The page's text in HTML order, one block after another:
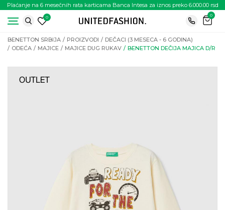
Plaćanje na 6 mesečnih rata karticama Banca Intesa za iznos preko 6.000.00 rsd
0
0
BENETTON SRBIJA PROIZVODI
DEČACI (3 MESECA - 6 GODINA)
ODEĆA
MAJICE MAJICE DUG RUKAV BENETTON DEČIJA MAJICA D/R